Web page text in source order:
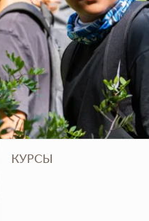
КУРСЫ